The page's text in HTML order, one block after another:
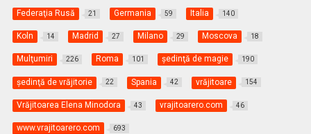
Federaţia Rusă 21 Germania 59 Italia 140
Koln 14 Madrid 27 Milano 29 Moscova 18
Mulţumiri 226 Roma 101 şedinţă de magie 190
şedinţă de vrăjitorie 22 Spania 42 vrăjitoare 154
Vrăjitoarea Elena Minodora 43 vrajitoarero.com 46
www.vrajitoarero.com 693